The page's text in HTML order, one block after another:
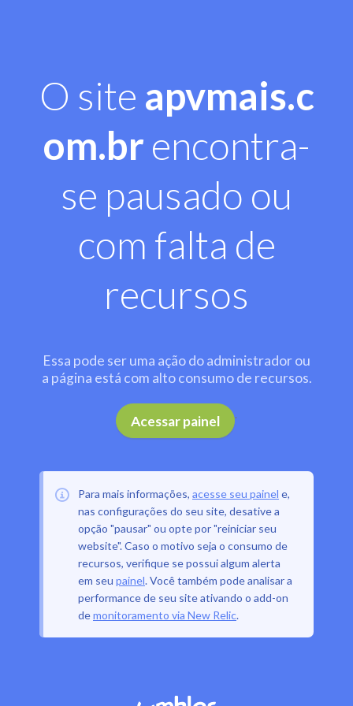
O site apvmais.c
om.br encontra-
se pausado ou
com falta de
recursos
Essa pode ser uma ação do administrador ou
a página está com alto consumo de recursos.
Acessar painel .
Para mais informações, acesse seu painel e,
nas configurações do seu site, desative a
opção "pausar" ou opte por "reiniciar seu
website". Caso o motivo seja o consumo de
recursos, verifique se possui algum alerta
em seu painel. Você também pode analisar a
performance de seu site ativando o add-on
demonitoramento via New Relic.